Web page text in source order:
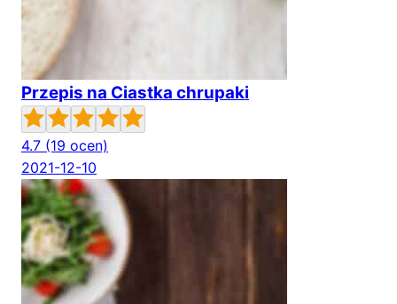
Przepis na Ciastka chrupaki
4.7 (19 ocen)
2021-12-10